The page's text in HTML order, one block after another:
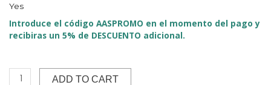
Yes
Introduce el código AASPROMO en el momento del pago y
recibiras un 5% de DESCUENTO adicional.
ADD TO CART